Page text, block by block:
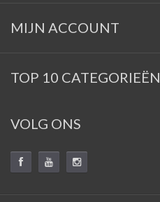
MIJN ACCOUNT
TOP 10 CATEGORIEËN
VOLG ONS